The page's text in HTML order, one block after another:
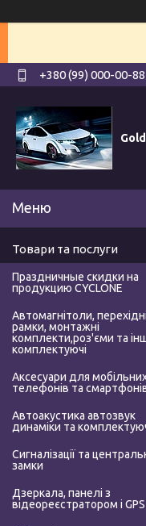
+380 (99) 000-00-88
Товари та послуги
Праздничные скидки на
продукцию CYCLONE
Автомагнітоли, перехідні
рамки, монтажні
комплекти,роз'єми та
комплектуючі
Аксесуари для
телефонів та
Автоакустика автозвук
динаміки та
Сигналізації та
замки
Дзеркала, панелі з
відеореєстратором і GPS